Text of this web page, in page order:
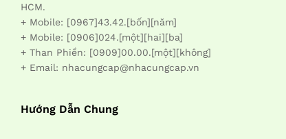
HCM.
+ Mobile: [0967]43.42.[bốn][năm]
+ Mobile: [0906]024.[một][hai][ba]
+ Than Phiền: [0909]00.00.[một][không]
+ Email: nhacungcap@nhacungcap.vn
Hướng Dẫn Chung